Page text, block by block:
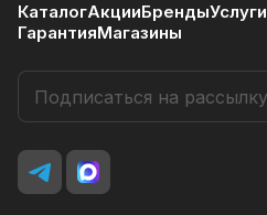
КаталогАкцииБрендыУслуги
ГарантияМагазины